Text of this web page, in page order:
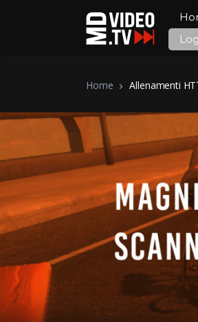
Home Allenamenti